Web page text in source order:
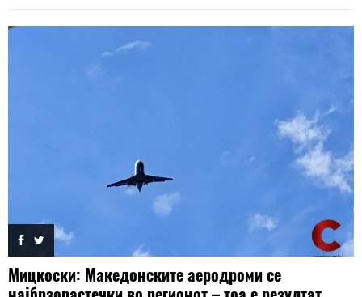
Мицкоски: Македонските аеродроми се